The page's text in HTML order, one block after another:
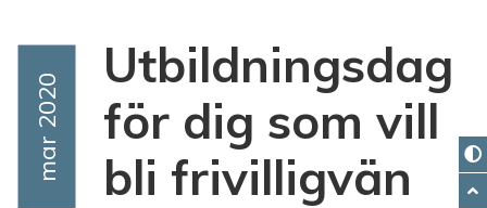
Event Date
Mar 2020
Utbildningsdag
för dig som vill
bli frivilligvän